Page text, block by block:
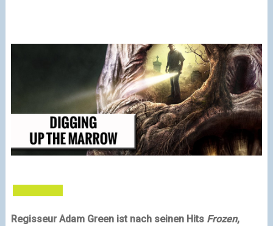
Regisseur Adam Green ist nach seinen Hits Frozen,